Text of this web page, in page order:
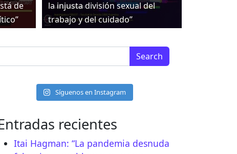
de
la injusta división sexual del
trabajo y del cuidado”
#4
de Arbolito
for:
Síguenos en Instagram
recientes
Itai Hagman: “La pandemia desnuda